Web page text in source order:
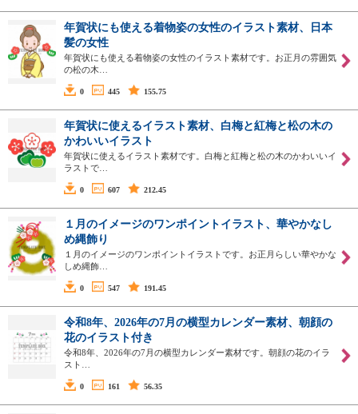
年賀状にも使える着物姿の女性のイラスト素材、日本
髪の女性
年賀状にも使える着物姿の女性のイラスト素材です。お正月の雰囲気
の松の木…
0 445 155.75
年賀状に使えるイラスト素材、白梅と紅梅と松の木の
かわいいイラスト
年賀状に使えるイラスト素材です。白梅と紅梅と松の木のかわいいイ
ラストで…
0 607 212.45
１月のイメージのワンポイントイラスト、華やかなし
め縄飾り
１月のイメージのワンポイントイラストです。お正月らしい華やかな
しめ縄飾…
0 547 191.45
令和8年、2026年の7月の横型カレンダー素材、朝顔の
花のイラスト付き
令和8年、2026年の7月の横型カレンダー素材です。朝顔の花のイラ
スト…
0 161 56.35